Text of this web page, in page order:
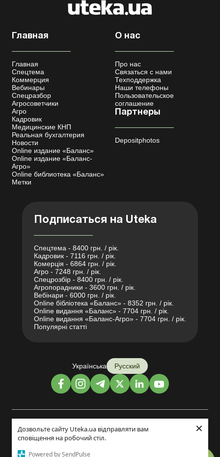
Дозвольте сайту Uteka.ua відправляти вам
сповіщення на робочий стіл.
Powered by SendPulse
×
Главная
Главная
Спецтема
Коммерция
Вебинары
Спецразбор
Агросоветчики
Агро
Кадровик
Медицинские КНП
Реальная бухгалтерия
Новости
Online издание «Баланс»
Online издание «Баланс-
Агро»
Online библиотека «Баланс»
Метки
О нас
Про нас
Связаться с нами
Техподдержка
Наши телефоны
Пользовательское
соглашение
Партнеры
Depositphotos
Подписаться на Uteka
Спецтема - 8400 грн. / рік.
Кадровик - 7116 грн. / рік.
Комерція - 6864 грн. / рік.
Агро - 7248 грн. / рік.
Спецрозбір - 8400 грн. / рік.
Агропорадники - 3600 грн. / рік.
Вебінари - 6000 грн. / рік.
Online бібліотека «Баланс» - 8352 грн. / рік.
Online видання «Баланс» - 7704 грн. / рік.
Online видання «Баланс-Агро» - 7704 грн. / рік.
Популярні статті
Українська Русский
Дизайн и разработка: